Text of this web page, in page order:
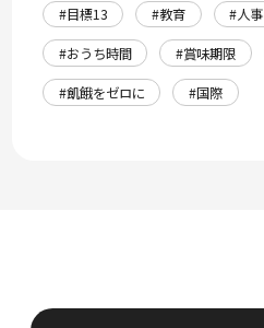
#目標13
#教育 #人事
#おうち時間
#賞味期限
#飢餓をゼロに
#国際